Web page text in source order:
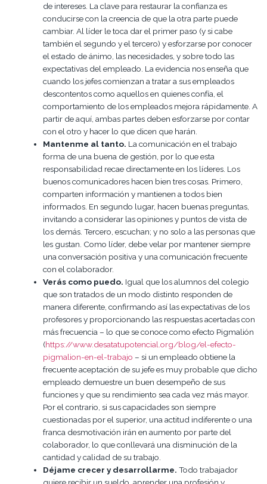
de intereses. La clave para restaurar la confianza es
conducirse con la creencia de que la otra parte puede
cambiar. Al líder le toca dar el primer paso (y si cabe
también el segundo y el tercero) y esforzarse por conocer
el estado de ánimo, las necesidades, y sobre todo las
expectativas del empleado. La evidencia nos enseña que
cuando los jefes comienzan a tratar a sus empleados
descontentos como aquellos en quienes confía, el
comportamiento de los empleados mejora rápidamente. A
partir de aquí, ambas partes deben esforzarse por contar
con el otro y hacer lo que dicen que harán.
Mantenme al tanto. La comunicación en el trabajo
forma de una buena de gestión, por lo que esta
responsabilidad recae directamente en los líderes. Los
buenos comunicadores hacen bien tres cosas. Primero,
comparten información y mantienen a todos bien
informados. En segundo lugar, hacen buenas preguntas,
invitando a considerar las opiniones y puntos de vista de
los demás. Tercero, escuchan; y no solo a las personas que
les gustan. Como líder, debe velar por mantener siempre
una conversación positiva y una comunicación frecuente
con el colaborador.
Verás como puedo. Igual que los alumnos del colegio
que son tratados de un modo distinto responden de
manera diferente, confirmando así las expectativas de los
profesores y proporcionando las respuestas acertadas con
más frecuencia – lo que se conoce como efecto Pigmalión
(https://www.desatatupotencial.org/blog/el-efecto-
pigmalion-en-el-trabajo – si un empleado obtiene la
frecuente aceptación de su jefe es muy probable que dicho
empleado demuestre un buen desempeño de sus
funciones y que su rendimiento sea cada vez más mayor.
Por el contrario, si sus capacidades son siempre
cuestionadas por el superior, una actitud indiferente o una
franca desmotivación irán en aumento por parte del
colaborador, lo que conllevará una disminución de la
cantidad y calidad de su trabajo.
Déjame crecer y desarrollarme. Todo trabajador